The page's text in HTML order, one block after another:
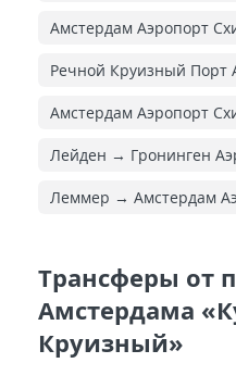
Амстердам Аэропорт
Речной Круизный Порт
Амстердам Аэропорт
Лейден → Гронинген
Леммер → Амстердам
Трансферы от
Амстердама
Круизный»